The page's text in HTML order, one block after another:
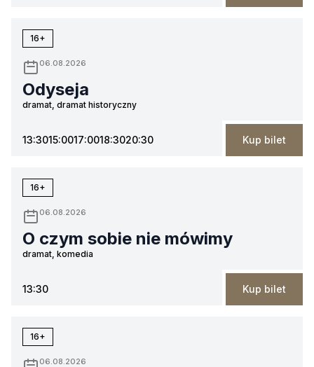
16+
06.08.2026
Odyseja
dramat, dramat historyczny
13:3015:0017:0018:3020:30 Kup bilet
16+
06.08.2026
O czym sobie nie mówimy
dramat, komedia
13:30 Kup bilet
16+
06.08.2026